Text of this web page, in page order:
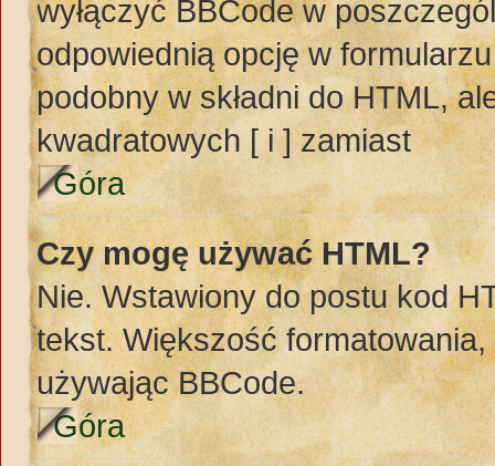
wyłączyć BBCode w
odpowiednią opcję w
podobny w składni do HTML,
kwadratowych [ i ] zamiast
Góra
Czy mogę używać HTML?
Nie. Wstawiony do postu kod
tekst. Większość
używając BBCode.
Góra